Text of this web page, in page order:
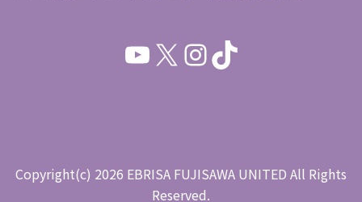
Copyright(c) 2026 EBRISA FUJISAWA UNITED All Rights
Reserved.